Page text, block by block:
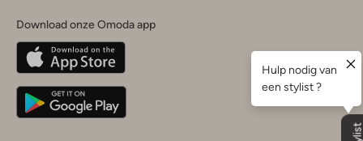
Belgique(Français)
Deutschland
Download onze Omoda app